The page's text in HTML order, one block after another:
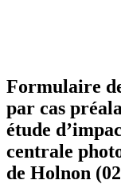
Formulaire
par cas
étude
centrale
de Holnon